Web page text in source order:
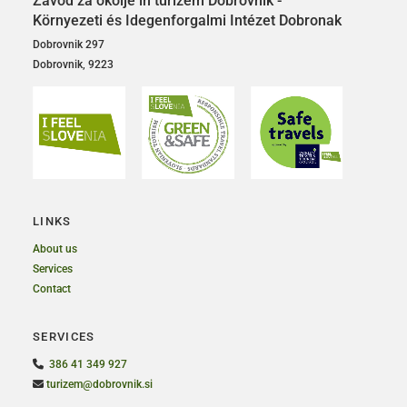
Környezeti és Idegenforgalmi Intézet Dobronak
Dobrovnik 297
Dobrovnik, 9223
LINKS
About us
Services
Contact
SERVICES
 386 41 349 927
 turizem@dobrovnik.si